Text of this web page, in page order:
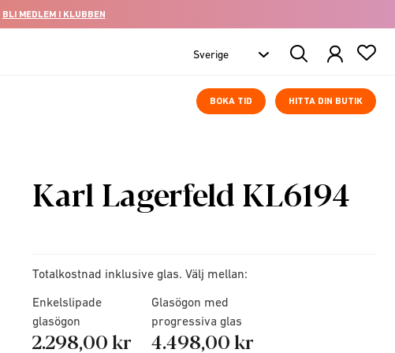
BLI MEDLEM I KLUBBEN
Search
Products
BOKA TID HITTA DIN BUTIK
Karl Lagerfeld KL6194
Totalkostnad inklusive glas. Välj mellan:
Enkelslipade
glasögon
2.298,00 kr
Glasögon med
progressiva glas
4.498,00 kr